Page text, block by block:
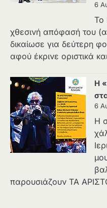
6
Το
χθεσινή απόφασή του
δικαίωσε για δεύτερη
αφού έκρινε οριστικά
Η
6
Η
παρουσιάζουν ΤΑ